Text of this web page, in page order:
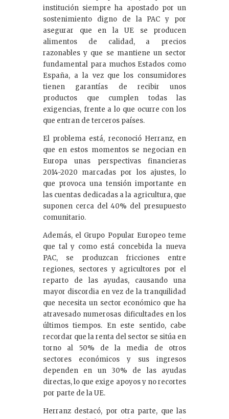
institución siempre ha apostado por un
sostenimiento digno de la PAC y por
asegurar que en la UE se producen
alimentos de calidad, a precios
razonables y que se mantiene un sector
fundamental para muchos Estados como
España, a la vez que los consumidores
tienen garantías de recibir unos
productos que cumplen todas las
exigencias, frente a lo que ocurre con los
que entran de terceros países.
El problema está, reconoció Herranz, en
que en estos momentos se negocian en
Europa unas perspectivas financieras
2014-2020 marcadas por los ajustes, lo
que provoca una tensión importante en
las cuentas dedicadas a la agricultura, que
suponen cerca del 40% del presupuesto
comunitario.
Además, el Grupo Popular Europeo teme
que tal y como está concebida la nueva
PAC, se produzcan fricciones entre
regiones, sectores y agricultores por el
reparto de las ayudas, causando una
mayor discordia en vez de la tranquilidad
que necesita un sector económico que ha
atravesado numerosas dificultades en los
últimos tiempos. En este sentido, cabe
recordar que la renta del sector se sitúa en
torno al 50% de la media de otros
sectores económicos y sus ingresos
dependen en un 30% de las ayudas
directas, lo que exige apoyos y no recortes
por parte de la UE.
Herranz destacó, por otra parte, que las